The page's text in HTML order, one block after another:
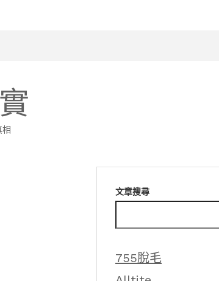
文章搜尋
755脫毛